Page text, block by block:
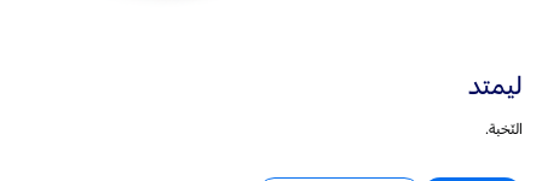
ليمتد
النّخبة.